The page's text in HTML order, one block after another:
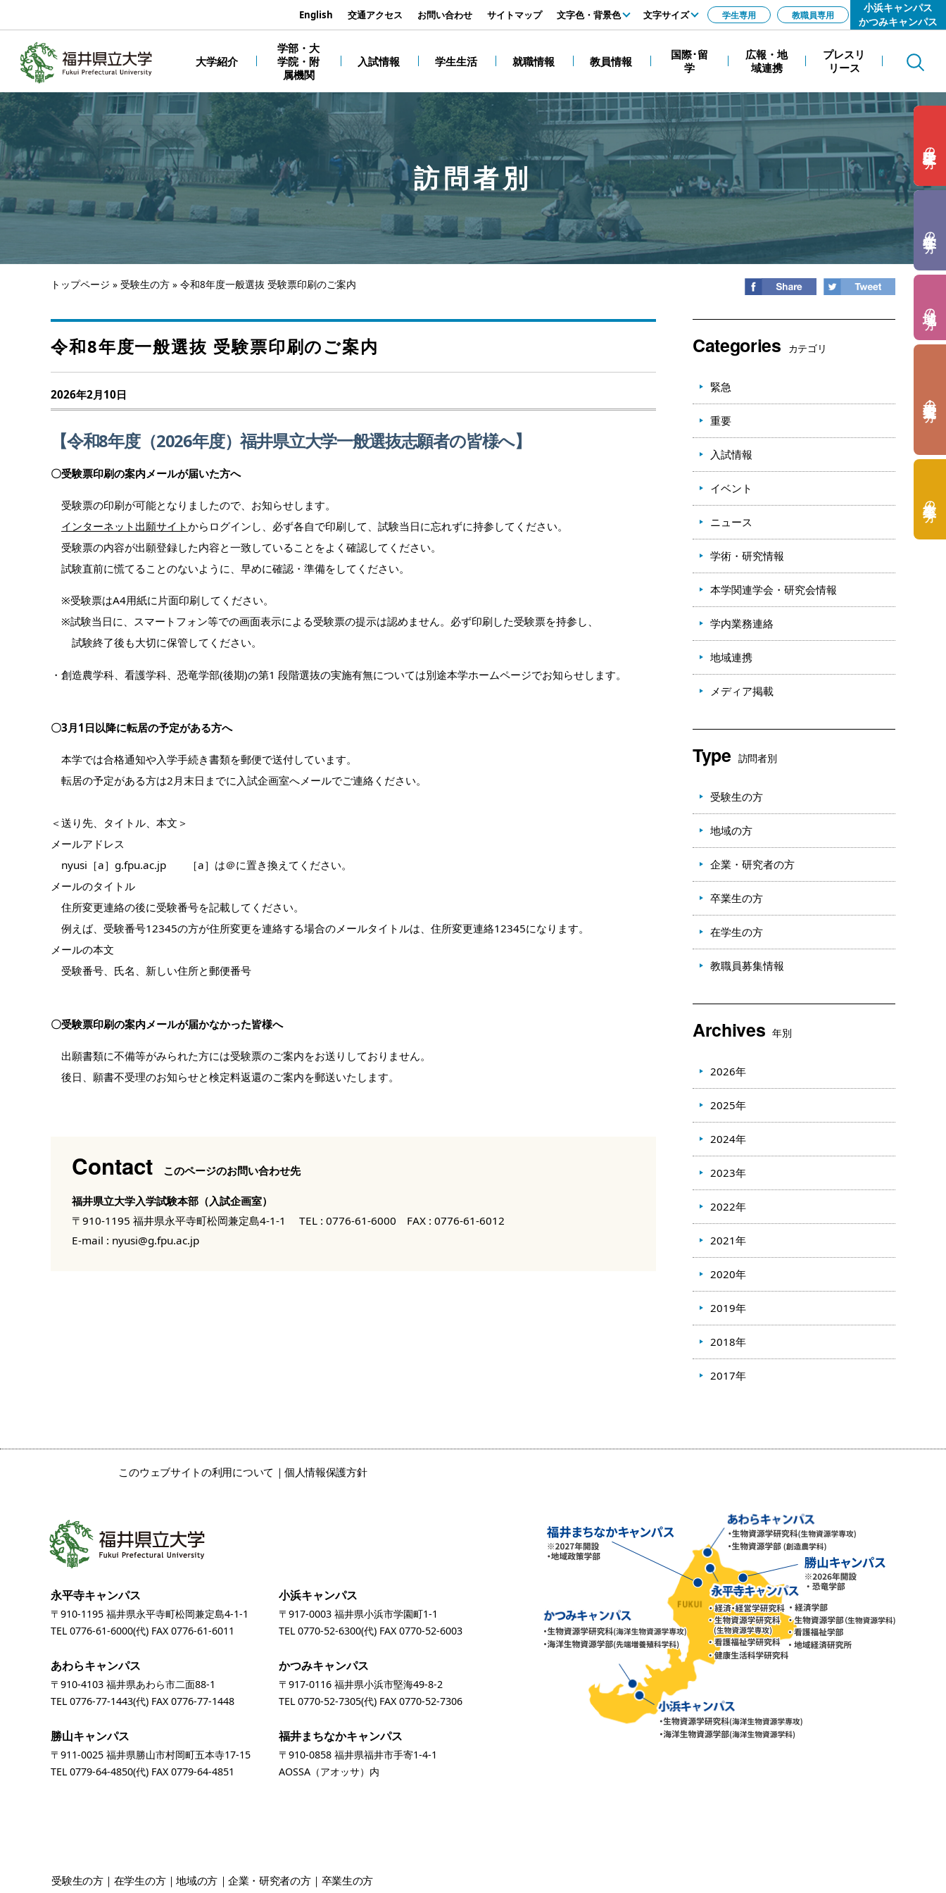
Search
大学紹介
学部・大
学院・附
属機関
入試情報 学生生活 就職情報 教員情報
国際･留
学
広報・地
域連携
プレスリ
リース
小浜キャンパス
かつみキャンパス
の方
の方
の方
の方
の方
English 交通アクセス お問い合わせ サイトマップ 文字色・背景色
黒
文字サイズ
拡大
学生専用 教職員専用
訪問者別
トップページ » 受験生の方 » 令和8年度一般選抜 受験票印刷のご案内
令和8年度一般選抜 受験票印刷のご案内
2026年2月10日
【令和8年度（2026年度）福井県立大学一般選抜志願者の皆様へ】
〇受験票印刷の案内メールが届いた方へ
受験票の印刷が可能となりましたので、お知らせします。
インターネット出願サイトからログインし、必ず各自で印刷して、試験当日に忘れずに持参してください。
受験票の内容が出願登録した内容と一致していることをよく確認してください。
試験直前に慌てることのないように、早めに確認・準備をしてください。
※受験票はA4用紙に片面印刷してください。
※試験当日に、スマートフォン等での画面表示による受験票の提示は認めません。必ず印刷した受験票を持参し、
試験終了後も大切に保管してください。
・創造農学科、看護学科、恐竜学部(後期)の第1 段階選抜の実施有無については別途本学ホームページでお知らせします。
〇3月1日以降に転居の予定がある方へ
本学では合格通知や入学手続き書類を郵便で送付しています。
転居の予定がある方は2月末日までに入試企画室へメールでご連絡ください。
＜送り先、タイトル、本文＞
メールアドレス
nyusi［a］g.fpu.ac.jp ［a］は＠に置き換えてください。
メールのタイトル
住所変更連絡の後に受験番号を記載してください。
例えば、受験番号12345の方が住所変更を連絡する場合のメールタイトルは、住所変更連絡12345になります。
メールの本文
受験番号、氏名、新しい住所と郵便番号
〇受験票印刷の案内メールが届かなかった皆様へ
出願書類に不備等がみられた方には受験票のご案内をお送りしておりません。
後日、願書不受理のお知らせと検定料返還のご案内を郵送いたします。
Contact このページのお問い合わせ先
福井県立大学入学試験本部（入試企画室）
〒910-1195 福井県永平寺町松岡兼定島4-1-1
TEL : 0776-61-6000 FAX : 0776-61-6012
E-mail : nyusi@g.fpu.ac.jp
Categories カテゴリ
緊急
重要
入試情報
イベント
ニュース
学術・研究情報
本学関連学会・研究会情報
学内業務連絡
地域連携
メディア掲載
Type 訪問者別
受験生の方
地域の方
企業・研究者の方
卒業生の方
在学生の方
教職員募集情報
Archives 年別
2026年
2025年
2024年
2023年
2022年
2021年
2020年
2019年
2018年
2017年
このウェブサイトの利用について 個人情報保護方針
永平寺キャンパス
〒910-1195 福井県永平寺町松岡兼定島4-1-1
TEL0776-61-6000(代) FAX 0776-61-6011
小浜キャンパス
〒917-0003 福井県小浜市学園町1-1
TEL0770-52-6300(代) FAX 0770-52-6003
あわらキャンパス
〒910-4103 福井県あわら市二面88-1
TEL0776-77-1443(代) FAX 0776-77-1448
かつみキャンパス
〒917-0116 福井県小浜市堅海49-8-2
TEL0770-52-7305(代) FAX 0770-52-7306
勝山キャンパス
〒911-0025 福井県勝山市村岡町五本寺17-15
TEL0779-64-4850(代) FAX 0779-64-4851
福井まちなかキャンパス
〒910-0858 福井県福井市手寄1-4-1
AOSSA（アオッサ）内
受験生の方 在学生の方 地域の方 企業・研究者の方 卒業生の方